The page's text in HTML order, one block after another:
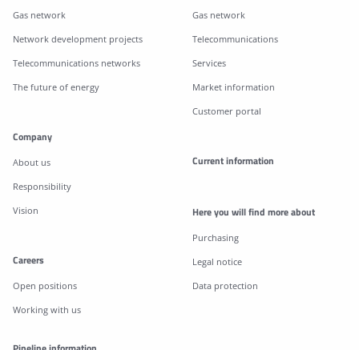
Gas network
Network development projects
Telecommunications networks
The future of energy
Gas network
Telecommunications
Services
Market information
Customer portal
Company
About us
Responsibility
Vision
Careers
Open positions
Working with us
Current information
Here you will find more about
Purchasing
Legal notice
Data protection